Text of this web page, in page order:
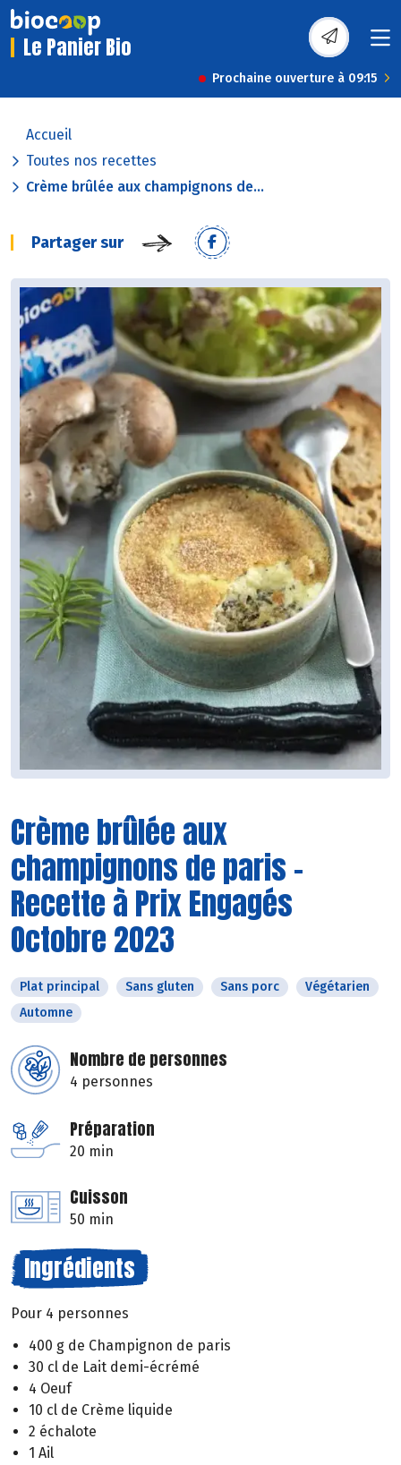
Le Panier Bio
Prochaine ouverture à 09:15
Accueil
Toutes nos recettes
Crème brûlée aux champignons de...
Partager sur
Crème brûlée aux
champignons de paris -
Recette à Prix Engagés
Octobre 2023
Plat principal Sans gluten Sans porc
Végétarien
Automne
Nombre de personnes
4 personnes
Préparation
20 min
Cuisson
50 min
Ingrédients
Pour 4 personnes
400 g de Champignon de paris
30 cl de Lait demi-écrémé
4 Oeuf
10 cl de Crème liquide
2 échalote
1 Ail